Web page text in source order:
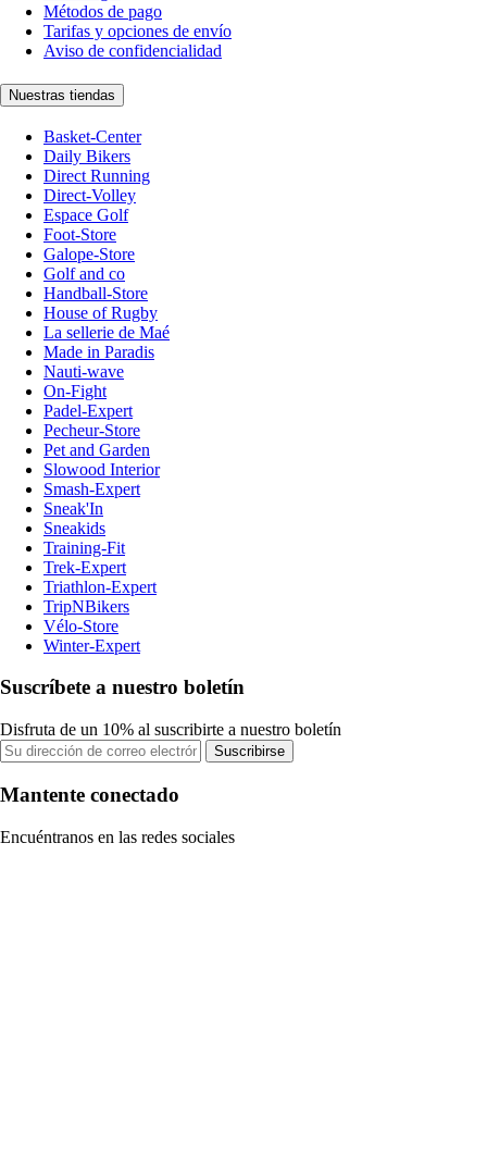
Métodos de pago
Tarifas y opciones de envío
Aviso de confidencialidad
Nuestras tiendas
Basket-Center
Daily Bikers
Direct Running
Direct-Volley
Espace Golf
Foot-Store
Galope-Store
Golf and co
Handball-Store
House of Rugby
La sellerie de Maé
Made in Paradis
Nauti-wave
On-Fight
Padel-Expert
Pecheur-Store
Pet and Garden
Slowood Interior
Smash-Expert
Sneak'In
Sneakids
Training-Fit
Trek-Expert
Triathlon-Expert
TripNBikers
Vélo-Store
Winter-Expert
Suscríbete a nuestro boletín
Disfruta de un 10% al suscribirte a nuestro boletín
Suscribirse
Mantente conectado
Encuéntranos en las redes sociales